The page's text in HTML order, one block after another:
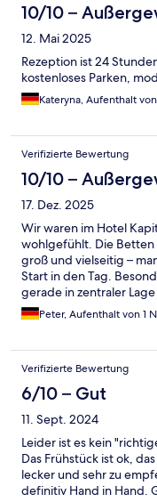
10/10 –
12. Mai 2025
Rezeption ist 24
kostenloses Parken,
Kateryna, Aufenthalt
Verifizierte Bewertung
10/10 –
17. Dez. 2025
Wir waren im Hotel
wohlgefühlt. Die Betten
groß und vielseitig –
Start in den Tag.
gerade in zentraler
ein gutes Restaurant, in
wird. Alles ist sehr
zusätzlich positiv
Bereiche sind
gerade mit Auto und
kommen gerne wieder.
Peter, Aufenthalt von 1
Verifizierte Bewertung
6/10 – Gut
11. Sept. 2024
Leider ist es kein
Das Frühstück ist ok,
lecker und sehr zu
definitiv Hand in Hand.